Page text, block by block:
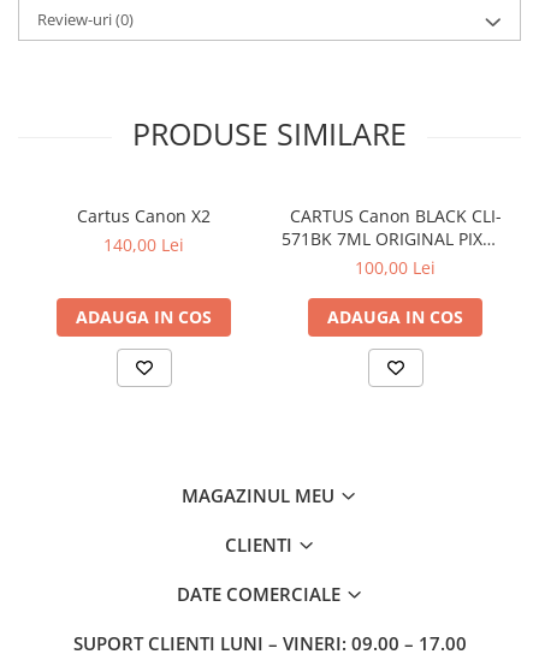
Review-uri(0)
PRODUSE SIMILARE
Cartus Canon X2
140,00 Lei
ADAUGA IN COS
CARTUS Canon BLACK CLI-
571BK 7ML ORIGINAL PIXMA
MG6850
100,00 Lei
ADAUGA IN COS
MAGAZINUL MEU
CLIENTI
DATE COMERCIALE
SUPORT CLIENTI LUNI – VINERI: 09.00 – 17.00